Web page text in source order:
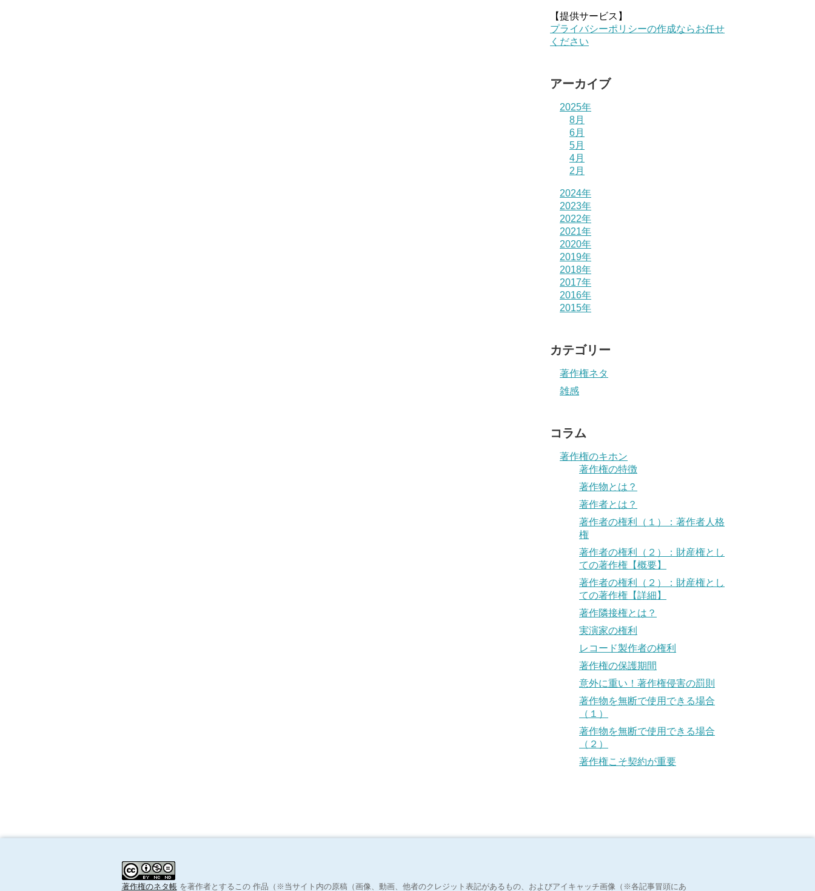
【提供サービス】
プライバシーポリシーの作成ならお任せ
ください
アーカイブ
2025年
8月
6月
5月
4月
2月
2024年
2023年
2022年
2021年
2020年
2019年
2018年
2017年
2016年
2015年
カテゴリー
著作権ネタ
雑感
コラム
著作権のキホン
著作権の特徴
著作物とは？
著作者とは？
著作者の権利（１）：著作者人格
権
著作者の権利（２）：財産権とし
ての著作権【概要】
著作者の権利（２）：財産権とし
ての著作権【詳細】
著作隣接権とは？
実演家の権利
レコード製作者の権利
著作権の保護期間
意外に重い！著作権侵害の罰則
著作物を無断で使用できる場合
（１）
著作物を無断で使用できる場合
（２）
著作権こそ契約が重要
著作権のネタ帳を著作者とするこの 作品 （※当サイト内の原稿（画像、動画、他者のクレジット表記があるもの、およびアイキャッチ画像（※各記事冒頭にあ